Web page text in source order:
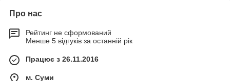
Про нас
Рейтинг не сформований
Менше 5 відгуків за останній рік
Працює з 26.11.2016
м. Суми